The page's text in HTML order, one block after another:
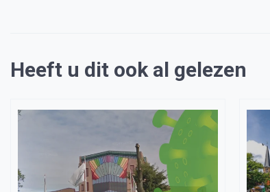
Heeft u dit ook al gelezen